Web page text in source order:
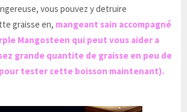
vous pouvez y detruire
graisse en, mangeant sain accompagné
Mangosteen qui peut vous aider a
grande quantite de graisse en peu de
tester cette boisson maintenant).